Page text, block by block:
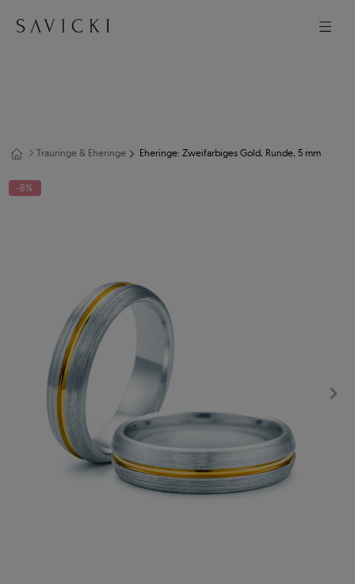
Trauringe & Eheringe Eheringe: Zweifarbiges Gold, Runde, 5 mm
-8%